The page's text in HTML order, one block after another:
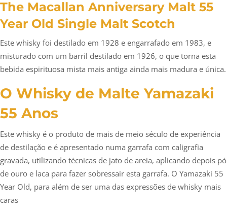
The Macallan Anniversary Malt 55
Year Old Single Malt Scotch
Este whisky foi destilado em 1928 e engarrafado em 1983, e
misturado com um barril destilado em 1926, o que torna esta
bebida espirituosa mista mais antiga ainda mais madura e única.
O Whisky de Malte Yamazaki
55 Anos
Este whisky é o produto de mais de meio século de experiência
de destilação e é apresentado numa garrafa com caligrafia
gravada, utilizando técnicas de jato de areia, aplicando depois pó
de ouro e laca para fazer sobressair esta garrafa. O Yamazaki 55
Year Old, para além de ser uma das expressões de whisky mais
caras